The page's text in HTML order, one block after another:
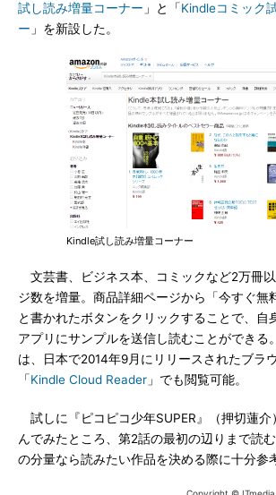
試し読み増量コーナー 」と「Kindleコミック
ー 」を新設した。
Kindle試し読み増量コーナー
文芸書、ビジネス本、コミックなど2万冊
ジ数を増量。商品詳細ページから「今すぐ無
と書かれたボタンをクリックすることで、自
アプリにサンプルを送信し読むことができる
は、日本で2014年9月にリリースされたブラ
「Kindle Cloud Reader 」でも閲覧可能。
試しに『ピコピコ少年SUPER』（押切蓮介
んでみたところ、第2話の最初の辺りまで読
の分量なら読みたい作品を決める際に十分参